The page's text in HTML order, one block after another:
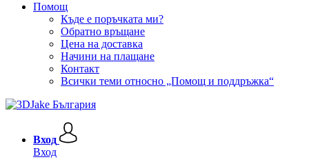
Помощ
Къде е поръчката ми?
Обратно връщане
Цена на доставка
Начини на плащане
Контакт
Всички теми относно „Помощ и поддръжка“
Вход
Вход